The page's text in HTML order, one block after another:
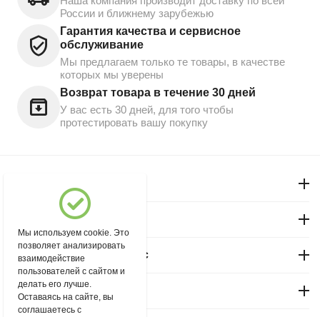
России и ближнему зарубежью
Гарантия качества и сервисное
обслуживание
Мы предлагаем только те товары, в качестве
которых мы уверены
Возврат товара в течение 30 дней
У вас есть 30 дней, для того чтобы
протестировать вашу покупку
Магазин "Северный"
Покупательский сервис
Контакты
Мы используем cookie. Это
позволяет анализировать
взаимодействие
пользователей с сайтом и
делать его лучше.
Оставаясь на сайте, вы
соглашаетесь с